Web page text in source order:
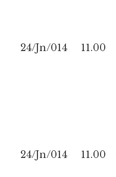
24/Jn/014 11.00
24/Jn/014 11.00